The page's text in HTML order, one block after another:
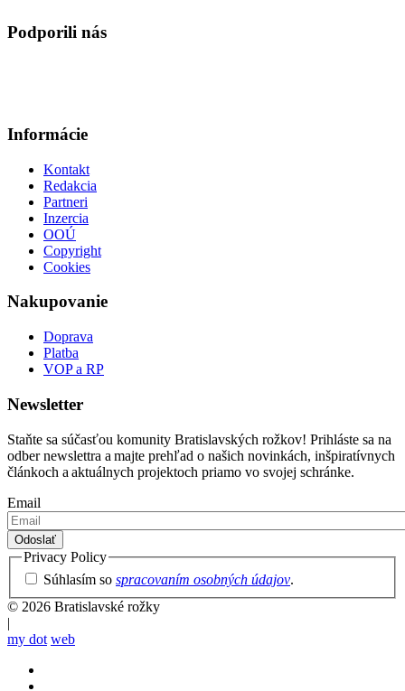
Podporili nás
Informácie
Kontakt
Redakcia
Partneri
Inzercia
OOÚ
Copyright
Cookies
Nakupovanie
Doprava
Platba
VOP a RP
Newsletter
Staňte sa súčasťou komunity Bratislavských rožkov! Prihláste sa na
odber newslettra a majte prehľad o našich novinkách, inšpiratívnych
článkoch a aktuálnych projektoch priamo vo svojej schránke.
Email
Privacy Policy
Súhlasím so spracovaním osobných údajov.
© 2026 Bratislavské rožky
|
my dot web